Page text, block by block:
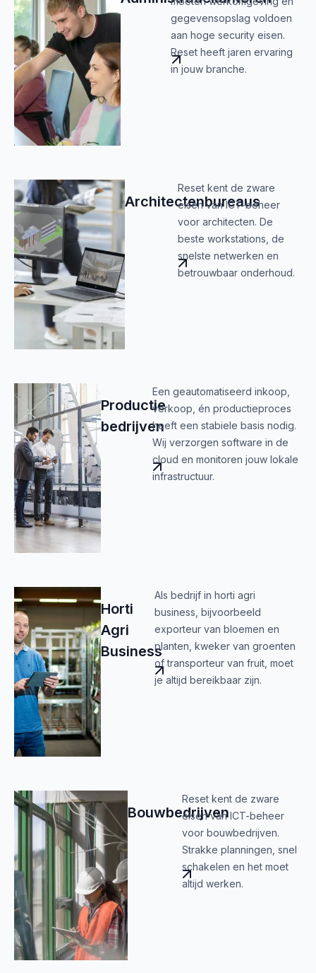
gegevensopslag voldoen
aan hoge security eisen.
Reset heeft jaren ervaring
in jouw branche.
Architectenbureaus
Reset kent de zware
eisen van ICT-beheer
voor architecten. De
beste workstations, de
snelste netwerken en
betrouwbaar onderhoud.
Productie
bedrijven
Een geautomatiseerd inkoop,
verkoop, én productieproces
heeft een stabiele basis nodig.
Wij verzorgen software in de
cloud en monitoren jouw lokale
infrastructuur.
Horti
Agri
Business
Als bedrijf in horti agri
business, bijvoorbeeld
exporteur van bloemen en
planten, kweker van groenten
of transporteur van fruit, moet
je altijd bereikbaar zijn.
Bouwbedrijven
Reset kent de zware
eisen van ICT-beheer
voor bouwbedrijven.
Strakke planningen, snel
schakelen en het moet
altijd werken.